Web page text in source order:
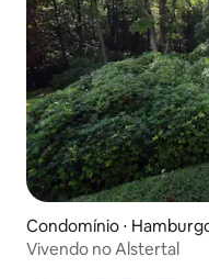
Condomínio ⋅
Vivendo no Alstertal